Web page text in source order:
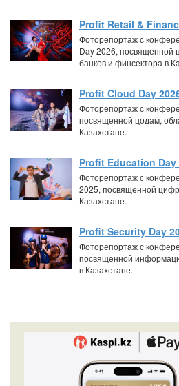
Profit Retail &
Фоторепортаж с
Day 2026, посвященной
банков и финсектора в
Profit Cloud Day
Фоторепортаж с
посвященной цодам,
Казахстане.
Profit Education Day
Фоторепортаж с
2025, посвященной
Казахстане.
Profit Security Day
Фоторепортаж с
посвященной
в Казахстане.